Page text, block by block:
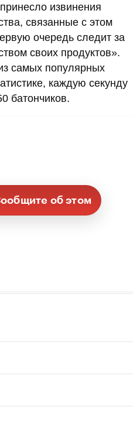
извинения
связанные с этом
очередь следит за
своих продуктов».
самых популярных
каждую секунду
батончиков.
об этом